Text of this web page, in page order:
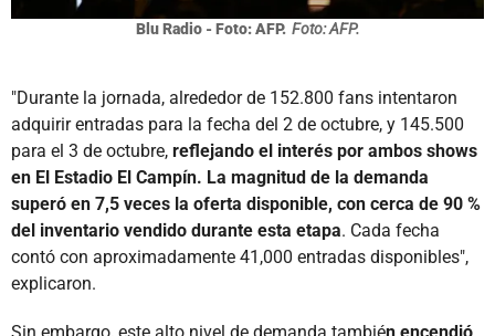
Blu Radio - Foto: AFP. Foto: AFP.
"Durante la jornada, alrededor de 152.800 fans intentaron
adquirir entradas para la fecha del 2 de octubre, y 145.500
para el 3 de octubre, reflejando el interés por ambos shows
en El Estadio El Campín. La magnitud de la demanda
superó en 7,5 veces la oferta disponible, con cerca de 90 %
del inventario vendido durante esta etapa. Cada fecha
contó con aproximadamente 41,000 entradas disponibles",
explicaron.